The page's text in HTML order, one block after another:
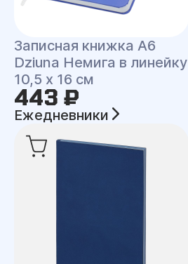
Записная книжка A6
Dziuna Немига в линейку
10,5 x 16 см
443 ₽
Ежедневники